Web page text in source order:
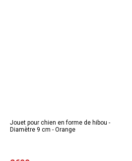
Jouet pour chien en forme de hibou -
Diamètre 9 cm - Orange